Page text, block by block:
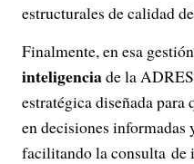
estructurales de calidad
Finalmente, en esa
inteligenciade la
estratégica diseñada para
en decisiones informadas
facilitando la consulta de